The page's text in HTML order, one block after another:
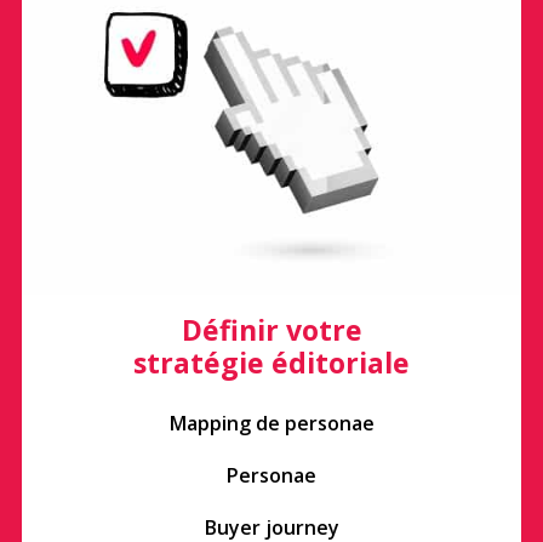
Définir votre
stratégie éditoriale
Mapping de personae
Personae
Buyer journey